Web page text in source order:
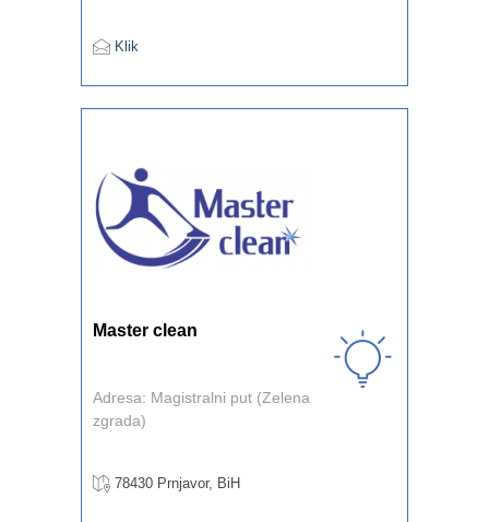
Klik
Master clean
Adresa: Magistralni put (Zelena
zgrada)
78430 Prnjavor, BiH